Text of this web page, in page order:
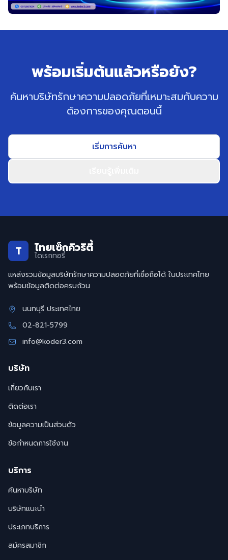
พร้อมเริ่มต้นแล้วหรือยัง?
ค้นหาบริษัทรักษาความปลอดภัยที่เหมาะสมกับความ
ต้องการของคุณตอนนี้
เริ่มการค้นหา
T ไทยเซ็กคิวริตี้
ไดเรกทอรี่
แหล่งรวมข้อมูลบริษัทรักษาความปลอดภัยที่เชื่อถือได้ ในประเทศไทย
พร้อมข้อมูลติดต่อครบถ้วน
นนทบุรี ประเทศไทย
02-821-5799
info@koder3.com
บริษัท
เกี่ยวกับเรา
ติดต่อเรา
ข้อมูลความเป็นส่วนตัว
ข้อกำหนดการใช้งาน
บริการ
ค้นหาบริษัท
บริษัทแนะนำ
ประเภทบริการ
สมัครสมาชิก